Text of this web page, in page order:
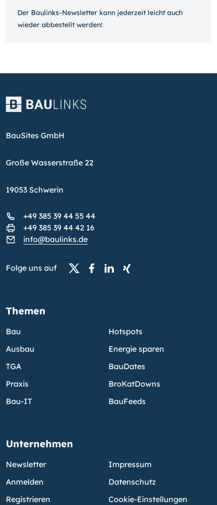
Der Baulinks-Newsletter kann jeder­zeit leicht auch
wieder ab­bestellt werden!
BauSites GmbH
Große Wasserstraße 22
19053 Schwerin
+49 385 39 44 55 44
+49 385 39 44 42 16
info@baulinks.de
Folge uns auf
Themen
Bau
Ausbau
TGA
Praxis
Bau-IT
Hotspots
Energie sparen
BauDates
BroKatDowns
BauFeeds
Unternehmen
Newsletter
Anmelden
Registrieren
Impressum
Datenschutz
Cookie-Einstellungen